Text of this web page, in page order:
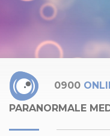
0900
PARANORMALE